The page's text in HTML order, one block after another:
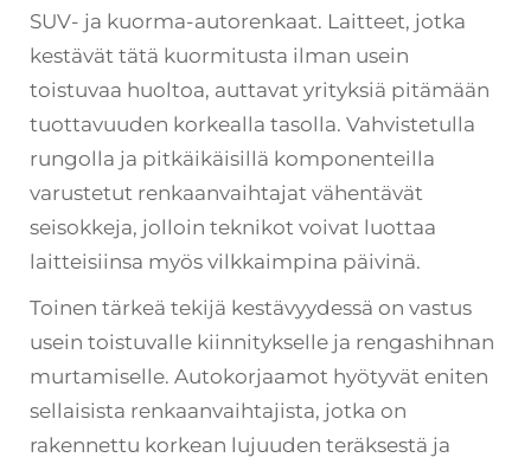
SUV- ja kuorma-autorenkaat. Laitteet, jotka
kestävät tätä kuormitusta ilman usein
toistuvaa huoltoa, auttavat yrityksiä pitämään
tuottavuuden korkealla tasolla. Vahvistetulla
rungolla ja pitkäikäisillä komponenteilla
varustetut renkaanvaihtajat vähentävät
seisokkeja, jolloin teknikot voivat luottaa
laitteisiinsa myös vilkkaimpina päivinä.
Toinen tärkeä tekijä kestävyydessä on vastus
usein toistuvalle kiinnitykselle ja rengashihnan
murtamiselle. Autokorjaamot hyötyvät eniten
sellaisista renkaanvaihtajista, jotka on
rakennettu korkean lujuuden teräksestä ja